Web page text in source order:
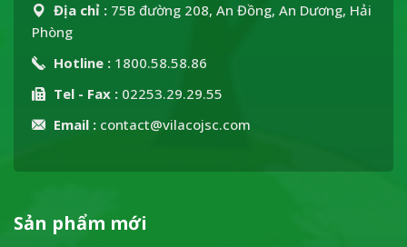
Địa chỉ : 75B đường 208, An Đồng, An Dương, Hải
Phòng
Hotline : 1800.58.58.86
Tel - Fax : 02253.29.29.55
Email : contact@vilacojsc.com
Sản phẩm mới